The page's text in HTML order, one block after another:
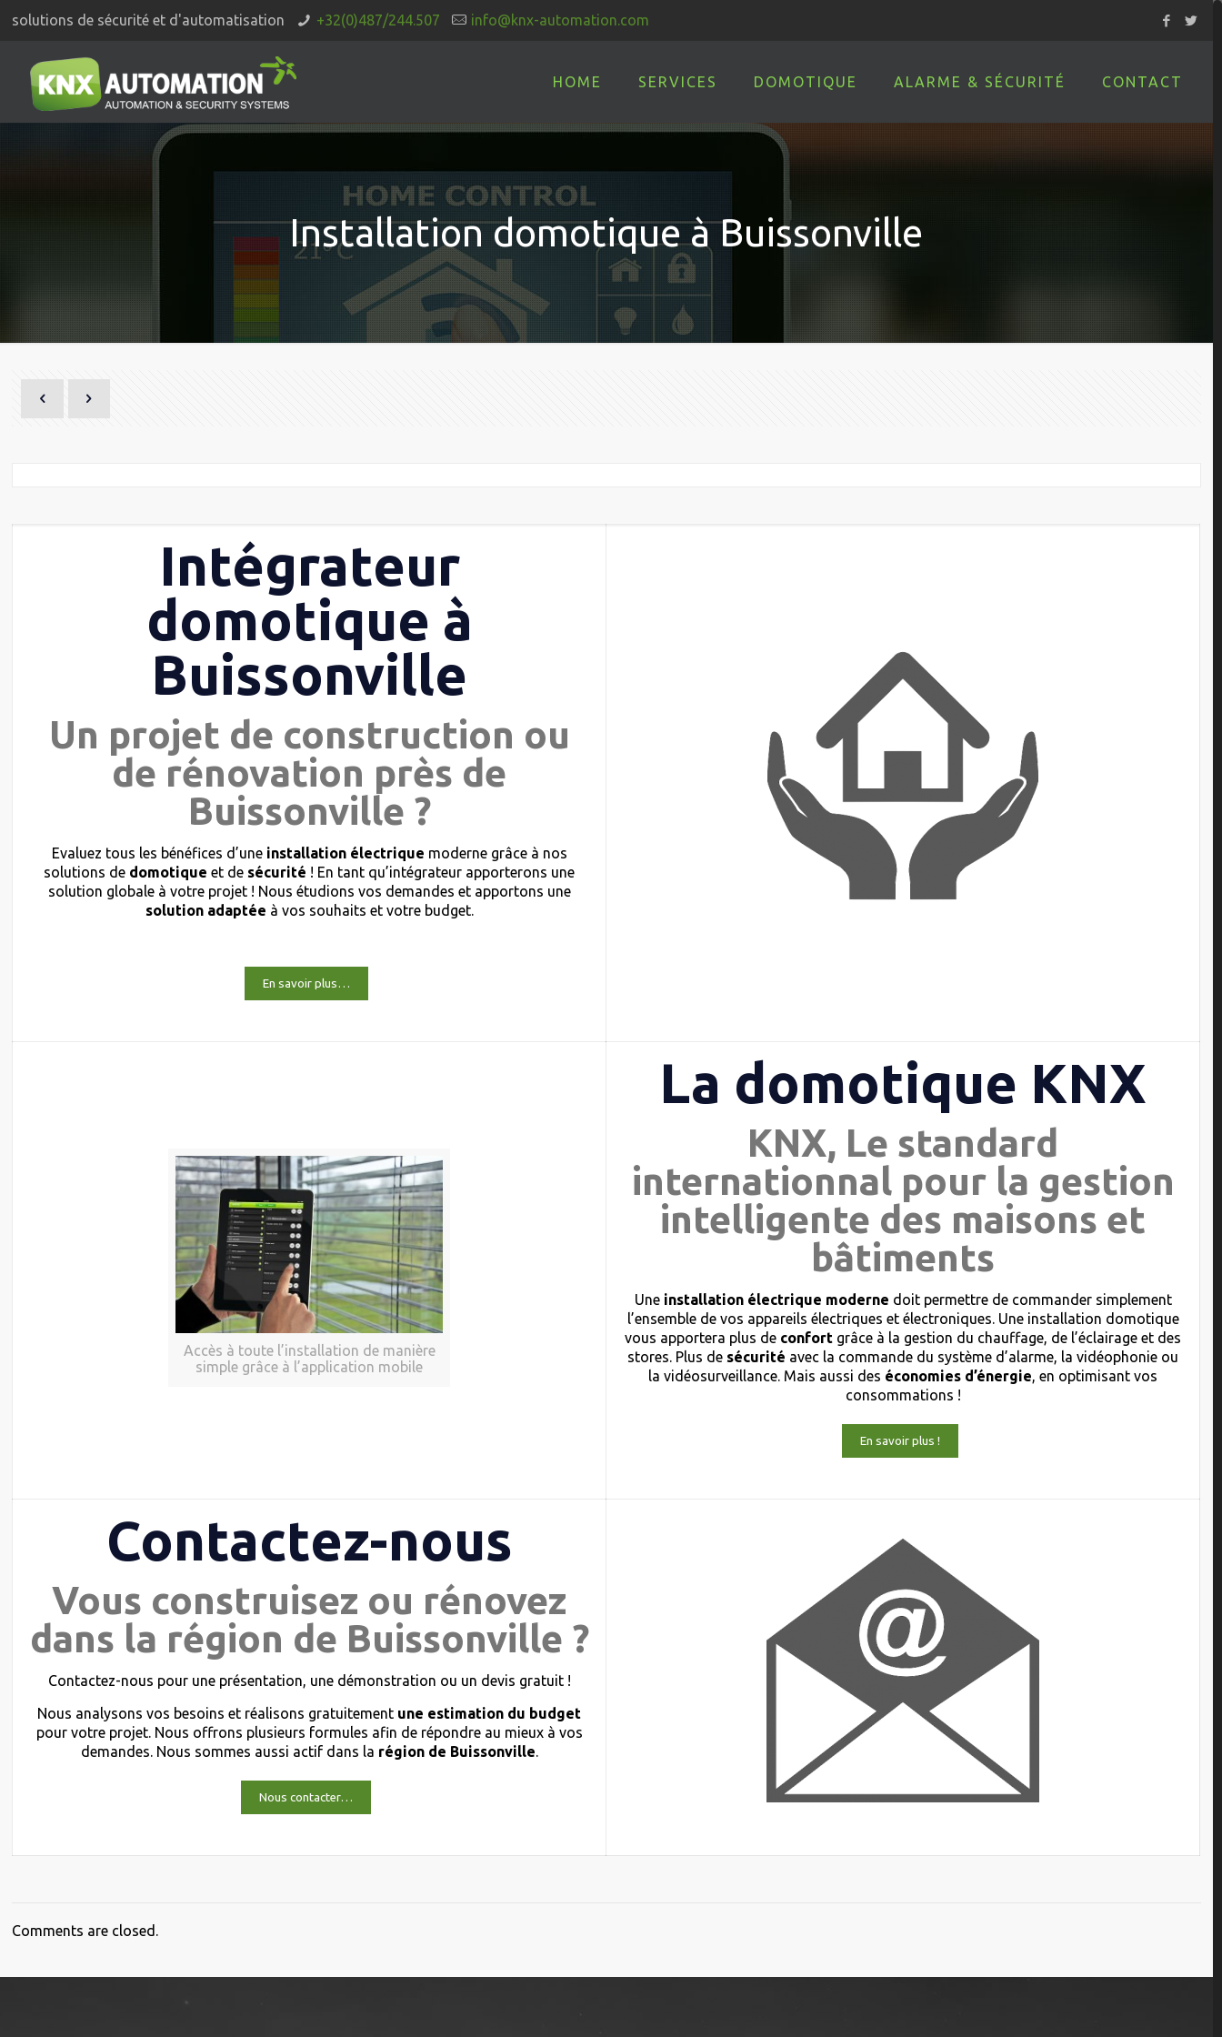
solutions de sécurité et d'automatisation +32(0)487/244.507 info@knx-automation.com
HOME SERVICES DOMOTIQUE ALARME & SÉCURITÉ CONTACT
Installation domotique à Buissonville
Intégrateur
domotique à
Buissonville
Un projet de construction ou
de rénovation près de
Buissonville ?
Evaluez tous les bénéfices d’uneinstallation électrique moderne grâce à nos
solutions de domotique et de sécurité ! En tant qu’intégrateur apporterons une
solution globale à votre projet ! Nous étudions vos demandes et apportons une
solution adaptée à vos souhaits et votre budget.
En savoir plus…
Accès à toute l’installation de manière
simple grâce à l’application mobile
La domotique KNX
KNX, Le standard
internationnal pour la gestion
intelligente des maisons et
bâtiments
Une installation électrique moderne doit permettre de commander simplement
l’ensemble de vos appareils électriques et électroniques. Une installation domotique
vous apportera plus de confort grâce à la gestion du chauffage, de l’éclairage et des
stores. Plus de sécurité avec la commande du système d’alarme, la vidéophonie ou
la vidéosurveillance. Mais aussi des économies d’énergie, en optimisant vos
consommations !
En savoir plus !
Contactez-nous
Vous construisez ou rénovez
dans la région de Buissonville ?
Contactez-nous pour une présentation, une démonstration ou un devis gratuit !
Nous analysons vos besoins et réalisons gratuitement une estimation du budget
pour votre projet. Nous offrons plusieurs formules afin de répondre au mieux à vos
demandes. Nous sommes aussi actif dans la région de Buissonville.
Nous contacter…
Comments are closed.